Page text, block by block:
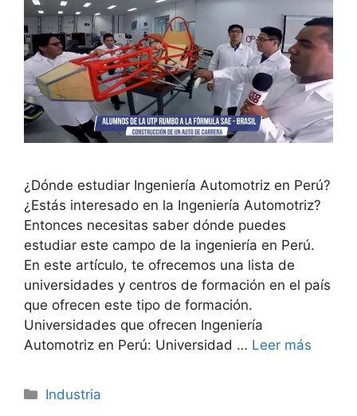
¿Dónde estudiar Ingeniería Automotriz en Perú?
¿Estás interesado en la Ingeniería Automotriz?
Entonces necesitas saber dónde puedes
estudiar este campo de la ingeniería en Perú.
En este artículo, te ofrecemos una lista de
universidades y centros de formación en el país
que ofrecen este tipo de formación.
Universidades que ofrecen Ingeniería
Automotriz en Perú: Universidad … Leer más
Categorías
Industria